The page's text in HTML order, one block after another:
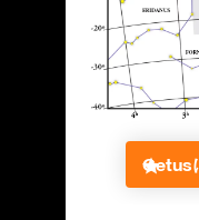
Cetus